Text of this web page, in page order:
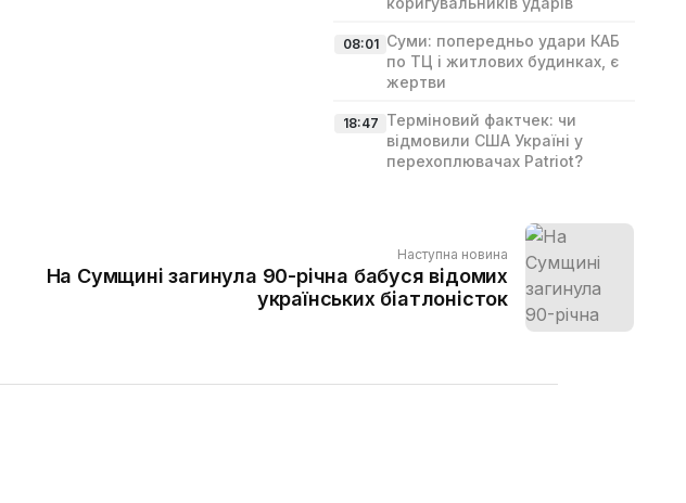
08:01 Суми: попередньо удари КАБ
по ТЦ і житлових будинках, є
жертви
18:47 Терміновий фактчек: чи
відмовили США Україні у
перехоплювачах Patriot?
Наступна новина
На Сумщині загинула 90-річна бабуся відомих
українських біатлоністок